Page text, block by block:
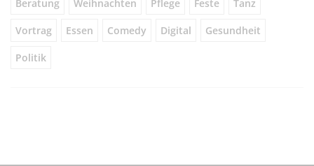
Beratung Weihnachten Pflege Feste Tanz
Vortrag Essen Comedy Digital Gesundheit
Politik